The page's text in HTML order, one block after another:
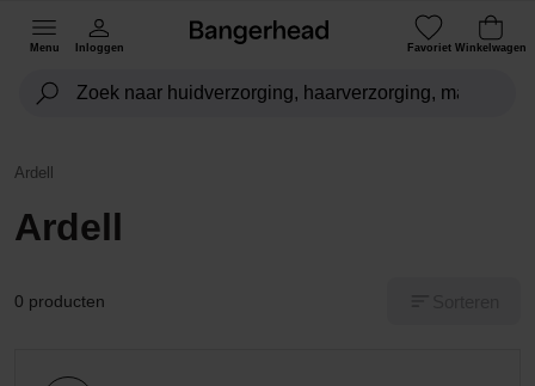
Menu Inloggen Favoriet Winkelwagen
Ardell
Ardell
0 producten